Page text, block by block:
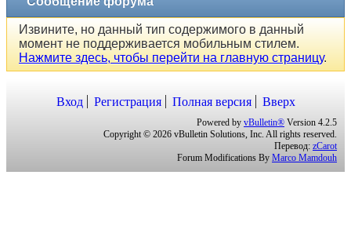
Извините, но данный тип содержимого в данный
момент не поддерживается мобильным стилем.
Нажмите здесь, чтобы перейти на главную
страницу.
Powered byvBulletin®Version 4.2.5
Copyright © 2026 vBulletin Solutions, Inc. All rights reserved.
Перевод:zCarot